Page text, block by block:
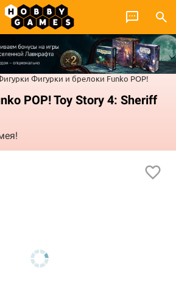
Фигурки и брелоки Funko POP!
POP! Toy Story 4: Sheriff